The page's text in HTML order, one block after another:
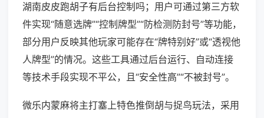
湖南皮皮跑胡子有后台控制吗；用户可通过第三方软
件实现“随意选牌”“控制牌型”“防检测防封号”等功能，
部分用户反映其他玩家可能存在“牌特别好”或“透视他
人牌型”的情况。这些工具通过后台运行、自动连接
等技术手段实现不平公，且“安全性高”“不被封号”。
微乐内蒙麻将主打塞上特色推倒胡与捉鸟玩法，采用